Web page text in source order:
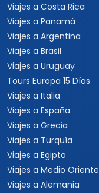
Viajes a Costa Rica
Viajes a Panamá
Viajes a Argentina
Viajes a Brasil
Viajes a Uruguay
Tours Europa 15 Días
Viajes a Italia
Viajes a España
Viajes a Grecia
Viajes a Turquía
Viajes a Egipto
Viajes a Medio Oriente
Viajes a Alemania